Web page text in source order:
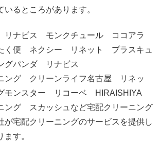
いるところがあります。
リナビス モンクチュール ココアラ
く便 ネクシー リネット プラスキュ
グパンダ リナビス
ング クリーンライフ名古屋 リネッ
モンスター リコーベ HIRAISHIYA
ング スカッシュなど宅配クリーニング
が宅配クリーニングのサービスを提供し
す。